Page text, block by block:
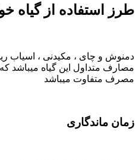
طرز استفاده از گیاه
دمنوش و چای ، مکیدنی ، اسیاب
مصارف متداول این گیاه میباشد
مصرف متفاوت میباشد
زمان ماندگاری